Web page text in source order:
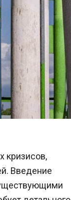
кризисов,
Введение